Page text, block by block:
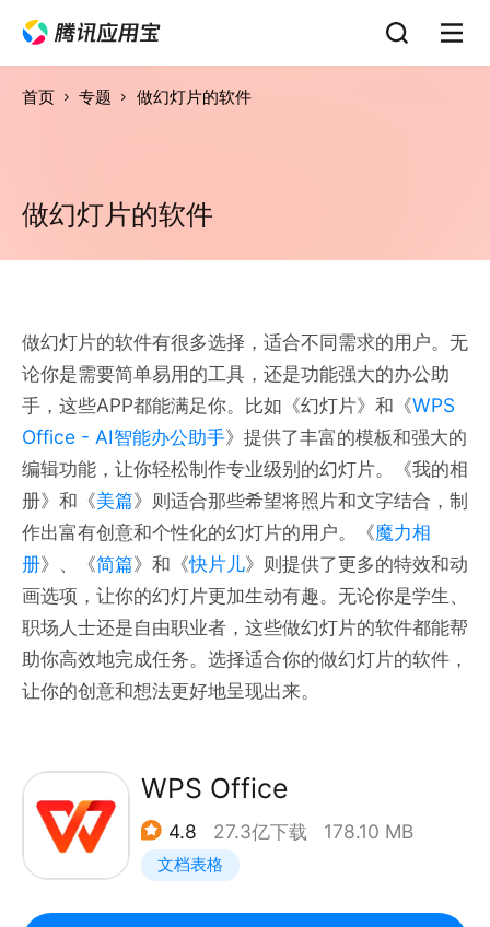
首页 专题 做幻灯片的软件
做幻灯片的软件
做幻灯片的软件有很多选择，适合不同需求的用户。无
论你是需要简单易用的工具，还是功能强大的办公助
手，这些APP都能满足你。比如《幻灯片》和《WPS
Office - AI智能办公助手》提供了丰富的模板和强大的
编辑功能，让你轻松制作专业级别的幻灯片。《我的相
册》和《美篇》则适合那些希望将照片和文字结合，制
作出富有创意和个性化的幻灯片的用户。《魔力相
册》、《简篇》和《快片儿》则提供了更多的特效和动
画选项，让你的幻灯片更加生动有趣。无论你是学生、
职场人士还是自由职业者，这些做幻灯片的软件都能帮
助你高效地完成任务。选择适合你的做幻灯片的软件，
让你的创意和想法更好地呈现出来。
WPS Office
4.8 27.3亿下载 178.10 MB
文档表格